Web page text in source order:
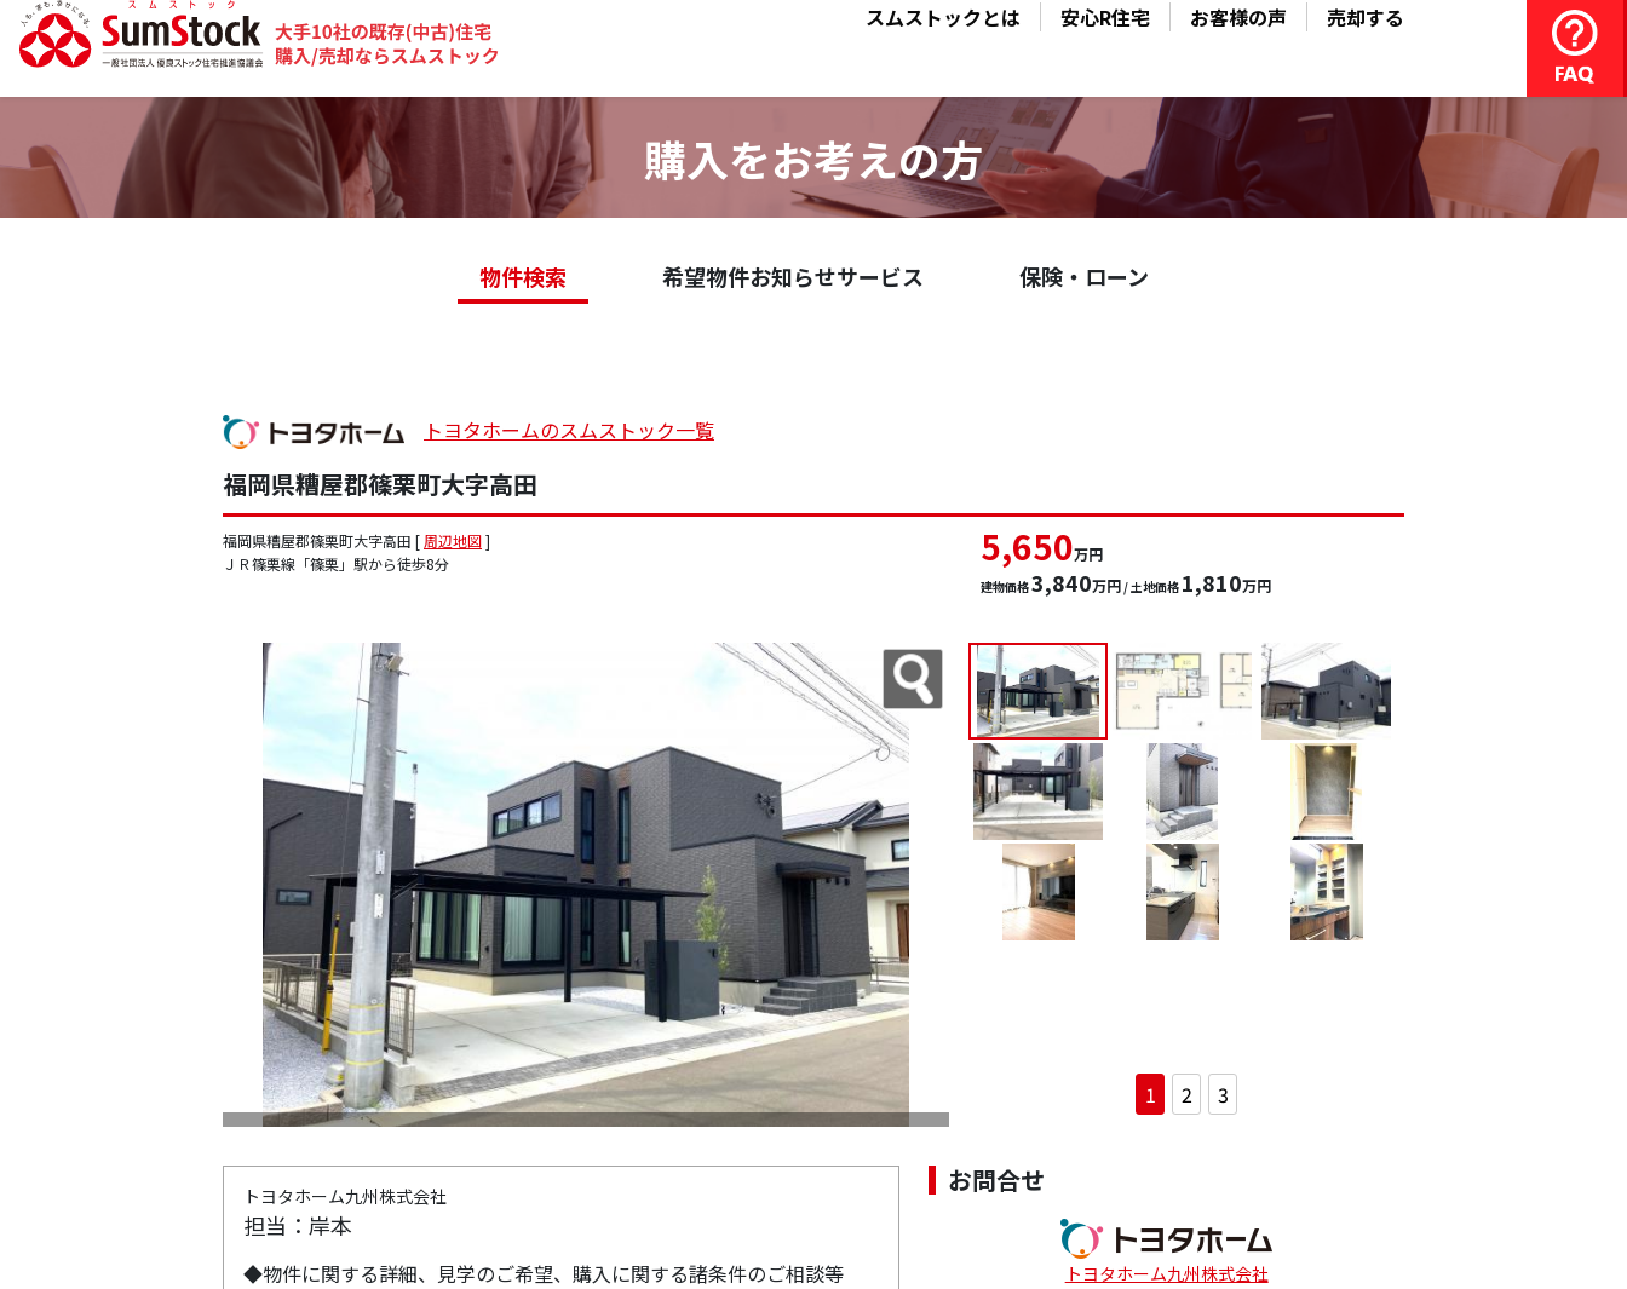
スムストックとは 安心R住宅 お客様の声 売却する
購入をお考えの方
物件検索 希望物件お知らせサービス 保険・ローン
トヨタホームのスムストック一覧
福岡県糟屋郡篠栗町大字高田
福岡県糟屋郡篠栗町大字高田 [ 周辺地図]
ＪＲ篠栗線「篠栗」駅から徒歩8分
5,650万円
建物価格3,840万円 / 土地価格 1,810万円
1 2 3
お問合せ
トヨタホーム九州株式会社
トヨタホーム九州株式会社
担当：岸本
◆物件に関する詳細、見学のご希望、購入に関する諸条件のご相談等